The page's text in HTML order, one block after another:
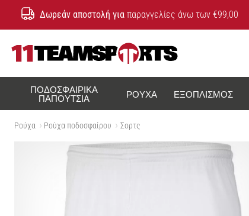
Δωρεάν αποστολή για παραγγελίες άνω των €99,00
ΠΟΔΟΣΦΑΙΡΙΚΆ
ΠΑΠΟΎΤΣΙΑ ΡΟΎΧΑ ΕΞΟΠΛΙΣΜΌΣ
Ρούχα Ρούχα ποδοσφαίρου Σορτς